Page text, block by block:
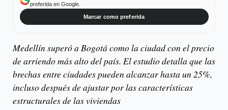
preferida en Google.
Marcar como preferida
Medellín superó a Bogotá como la ciudad con el precio
de arriendo más alto del país. El estudio detalla que las
brechas entre ciudades pueden alcanzar hasta un 25%,
incluso después de ajustar por las características
estructurales de las viviendas